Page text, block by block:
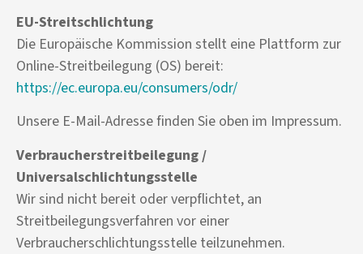
EU-Streitschlichtung
Die Europäische Kommission stellt eine Plattform zur
Online-Streitbeilegung (OS) bereit:
https://ec.europa.eu/consumers/odr/
Unsere E-Mail-Adresse finden Sie oben im Impressum.
Verbraucherstreitbeilegung /
Universalschlichtungsstelle
Wir sind nicht bereit oder verpflichtet, an
Streitbeilegungsverfahren vor einer
Verbraucherschlichtungsstelle teilzunehmen.